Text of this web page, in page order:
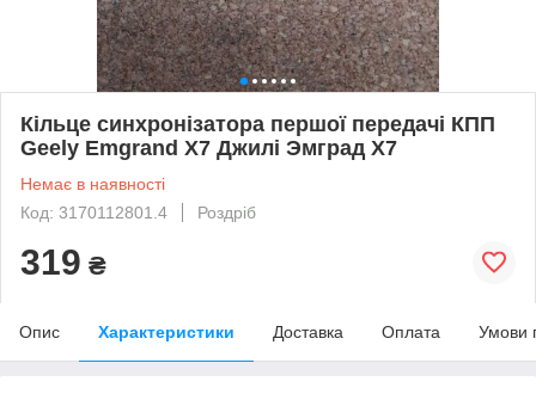
Кільце синхронізатора першої передачі КПП
Geely Emgrand X7 Джилі Эмград Х7
Немає в наявності
Код: 3170112801.4
Роздріб
319 ₴
Опис Характеристики Доставка Оплата Умови